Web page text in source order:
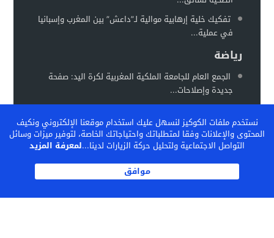
تفكيك خلية إرهابية موالية لـ”داعش” بين المغرب وإسبانيا
في عملية...
رياضة
الجمع العام للجامعة الملكية المغربية لكرة اليد: صفحة
جديدة وإصلاحات...
جديد خلال...
الفيفا تشيد بالنموذج المغربي لتكوين المواهب… والمغرب
الكاف بين تثبيت المكاسب وإعادة رسم خريطة الكرة
نستخدم ملفات الكوكيز لنسهل عليك استخدام موقعنا الإلكتروني ونكيف
المحتوى والإعلانات وفقا لمتطلباتك واحتياجاتك الخاصة، لتوفير ميزات وسائل
التواصل الاجتماعية ولتحليل حركة الزيارات لدينا...لمعرفة المزيد
موافق